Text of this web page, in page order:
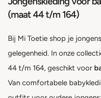
(maat 44 t/m 164)
Bij Mi Toetie shop je
gelegenheid. In onze
44 t/m 164, geschikt voor
Van comfortabele